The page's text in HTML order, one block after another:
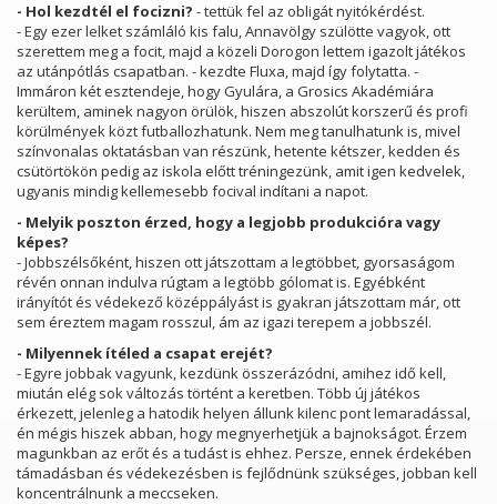
- Hol kezdtél el focizni? - tettük fel az obligát nyitókérdést.
- Egy ezer lelket számláló kis falu, Annavölgy szülötte vagyok, ott
szerettem meg a focit, majd a közeli Dorogon lettem igazolt játékos
az utánpótlás csapatban. - kezdte Fluxa, majd így folytatta. -
Immáron két esztendeje, hogy Gyulára, a Grosics Akadémiára
kerültem, aminek nagyon örülök, hiszen abszolút korszerű és profi
körülmények közt futballozhatunk. Nem meg tanulhatunk is, mivel
színvonalas oktatásban van részünk, hetente kétszer, kedden és
csütörtökön pedig az iskola előtt tréningezünk, amit igen kedvelek,
ugyanis mindig kellemesebb focival indítani a napot.
- Melyik poszton érzed, hogy a legjobb produkcióra vagy
képes?
- Jobbszélsőként, hiszen ott játszottam a legtöbbet, gyorsaságom
révén onnan indulva rúgtam a legtöbb gólomat is. Egyébként
irányítót és védekező középpályást is gyakran játszottam már, ott
sem éreztem magam rosszul, ám az igazi terepem a jobbszél.
- Milyennek ítéled a csapat erejét?
- Egyre jobbak vagyunk, kezdünk összerázódni, amihez idő kell,
miután elég sok változás történt a keretben. Több új játékos
érkezett, jelenleg a hatodik helyen állunk kilenc pont lemaradással,
én mégis hiszek abban, hogy megnyerhetjük a bajnokságot. Érzem
magunkban az erőt és a tudást is ehhez. Persze, ennek érdekében
támadásban és védekezésben is fejlődnünk szükséges, jobban kell
koncentrálnunk a meccseken.